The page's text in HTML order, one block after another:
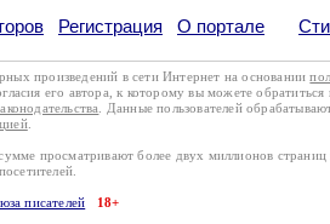
Регистрация О портале
произведений в сети Интернет на основании
его автора, к которому вы можете
. Данные пользователей
.
просматривают более двух миллионов
писателей 18+